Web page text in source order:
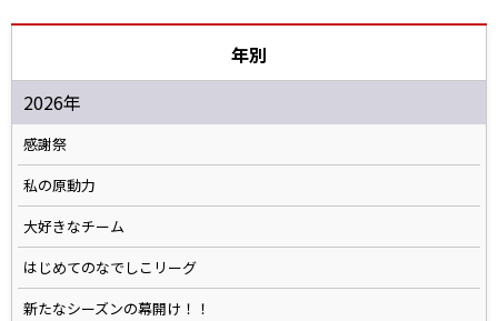
年別
2026年
感謝祭
私の原動力
大好きなチーム
はじめてのなでしこリーグ
新たなシーズンの幕開け！！